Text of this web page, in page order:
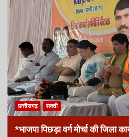
छत्तीसगढ़ सक्ती
*भाजपा पिछड़ा वर्ग मोर्चा की जिला